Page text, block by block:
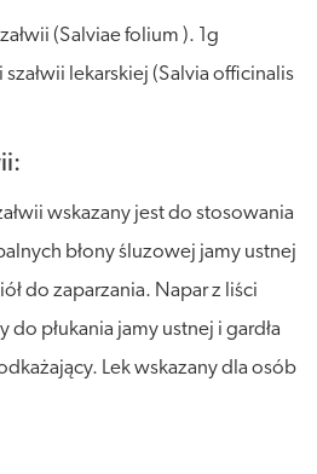
(Salviae folium ). 1g
lekarskiej (Salvia officinalis
wskazany jest do stosowania
błony śluzowej jamy ustnej
do zaparzania. Napar z liści
do płukania jamy ustnej i gardła
Lek wskazany dla osób